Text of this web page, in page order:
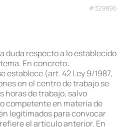
#329896
duda respecto a lo establecido
En concreto:
establece (art. 42 Ley 9/1987,
en el centro de trabajo se
horas de trabajo, salvo
competente en materia de
legitimados para convocar
el artículo anterior. En